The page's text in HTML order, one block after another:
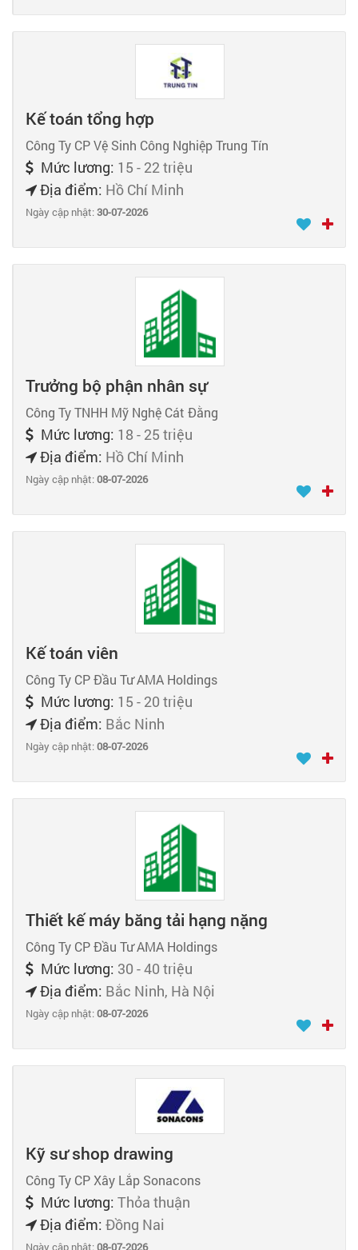
Kế toán tổng hợp
Công Ty CP Vệ Sinh Công Nghiệp Trung Tín
Mức lương: 15 - 22 triệu
Địa điểm: Hồ Chí Minh
Ngày cập nhật:30-07-2026
Trưởng bộ phận nhân sự
Công Ty TNHH Mỹ Nghệ Cát Đằng
Mức lương: 18 - 25 triệu
Địa điểm: Hồ Chí Minh
Ngày cập nhật:08-07-2026
Kế toán viên
Công Ty CP Đầu Tư AMA Holdings
Mức lương: 15 - 20 triệu
Địa điểm: Bắc Ninh
Ngày cập nhật:08-07-2026
Thiết kế máy băng tải hạng nặng
Công Ty CP Đầu Tư AMA Holdings
Mức lương: 30 - 40 triệu
Địa điểm: Bắc Ninh, Hà Nội
Ngày cập nhật:08-07-2026
Kỹ sư shop drawing
Công Ty CP Xây Lắp Sonacons
Mức lương: Thỏa thuận
Địa điểm: Đồng Nai
Ngày cập nhật:08-07-2026